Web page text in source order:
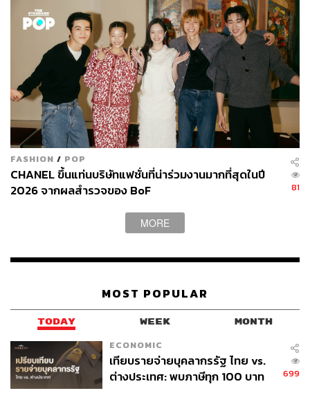
JACOB ELORDI
นับตั้งแต่รับบท Nate Jacobs ใน Euphoria ชื่อของ Jacob
Elordi ก็กลายเป็นหนึ่งในนักแสดงชายที่วงการแฟชั่นให้
ความสนใจมากที่สุด ด้วยรูปลักษณ์สูงโปร่ง บุคลิกสุขุม และ
สไตล์การแต่งตัวที่เรียบง่ายแต่มีรสนิยม เขาสามารถดึงดูดทั้ง
แฟนภาพยนตร์และแฟนแฟชั่นได้พร้อมกัน Jacob ปรากฏตัว
บนพรมแดงในลุคจากแบรนด์ชั้นนำอยู่เสมอ ก่อนจะได้รับ
FASHION / POP
CHANEL ขึ้นแท่นบริษัทแฟชั่นที่น่าร่วมงานมากที่สุดในปี
2026 จากผลสำรวจของ BoF
81
MORE
MOST POPULAR
TODAY WEEK MONTH
ECONOMIC
เทียบรายจ่ายบุคลากรรัฐ ไทย vs.
ต่างประเทศ: พบภาษีทุก 100 บาท
699